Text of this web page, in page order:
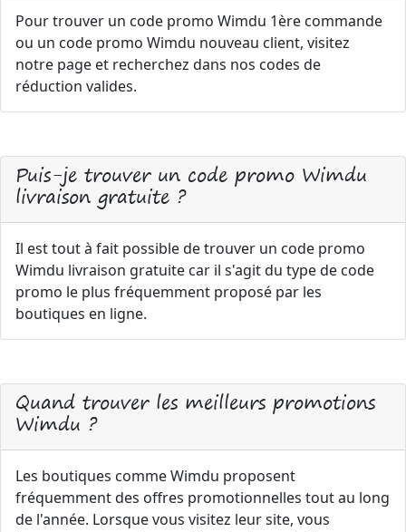
Pour trouver un code promo Wimdu 1ère commande
ou un code promo Wimdu nouveau client, visitez
notre page et recherchez dans nos codes de
réduction valides.
Puis-je trouver un code promo Wimdu
livraison gratuite ?
Il est tout à fait possible de trouver un code promo
Wimdu livraison gratuite car il s'agit du type de code
promo le plus fréquemment proposé par les
boutiques en ligne.
Quand trouver les meilleurs promotions
Wimdu ?
Les boutiques comme Wimdu proposent
fréquemment des offres promotionnelles tout au long
de l'année. Lorsque vous visitez leur site, vous